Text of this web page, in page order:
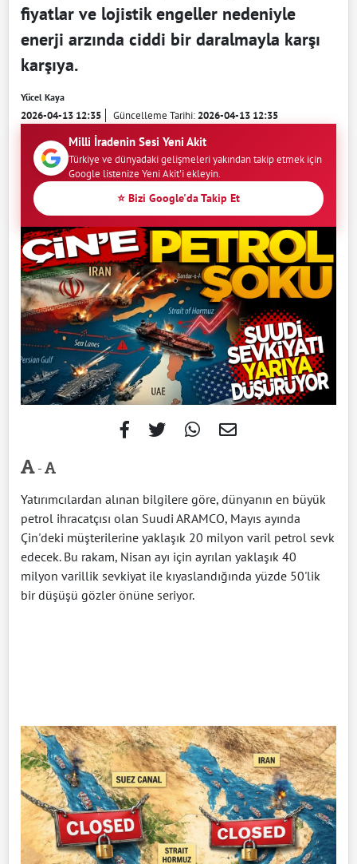
fiyatlar ve lojistik engeller nedeniyle
enerji arzında ciddi bir daralmayla karşı
karşıya.
Yücel Kaya
2026-04-13 12:35 Güncelleme Tarihi:2026-04-13 12:35
Milli İradenin Sesi Yeni Akit
Türkiye ve dünyadaki gelişmeleri yakından takip etmek için
Google listenize Yeni Akit'i ekleyin.
⭐ Bizi Google'da Takip Et
-
Yatırımcılardan alınan bilgilere göre, dünyanın en büyük
petrol ihracatçısı olan Suudi ARAMCO, Mayıs ayında
Çin'deki müşterilerine yaklaşık 20 milyon varil petrol sevk
edecek. Bu rakam, Nisan ayı için ayrılan yaklaşık 40
milyon varillik sevkiyat ile kıyaslandığında yüzde 50'lik
bir düşüşü gözler önüne seriyor.